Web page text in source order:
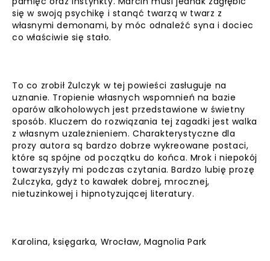
się w swoją psychikę i stanąć twarzą w twarz z
własnymi demonami, by móc odnaleźć syna i dociec
co właściwie się stało.
To co zrobił Żulczyk w tej powieści zasługuje na
uznanie. Tropienie własnych wspomnień na bazie
oparów alkoholowych jest przedstawione w świetny
sposób. Kluczem do rozwiązania tej zagadki jest walka
z własnym uzależnieniem. Charakterystyczne dla
prozy autora są bardzo dobrze wykreowane postaci,
które są spójne od początku do końca. Mrok i niepokój
towarzyszyły mi podczas czytania. Bardzo lubię prozę
Żulczyka, gdyż to kawałek dobrej, mrocznej,
nietuzinkowej i hipnotyzującej literatury.
Karolina, księgarka, Wrocław, Magnolia Park